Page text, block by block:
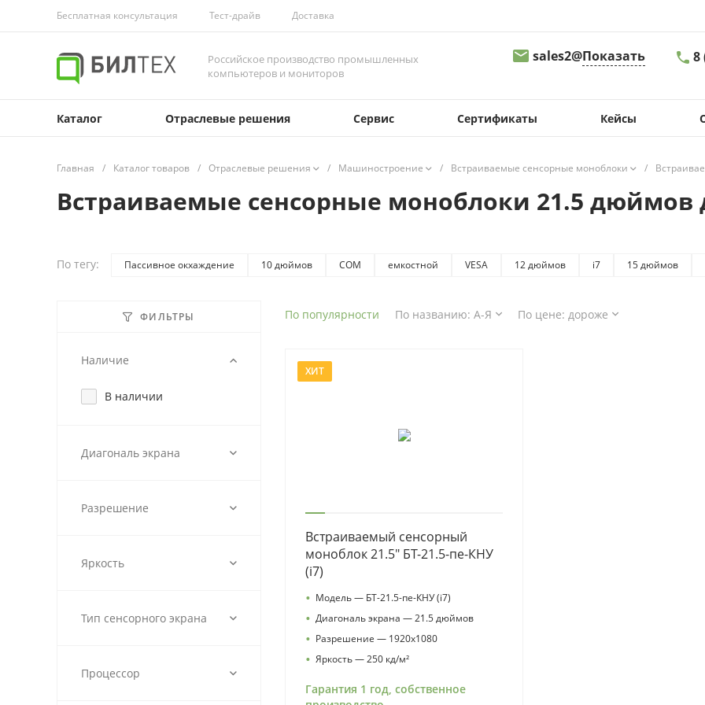
Бесплатная консультация Тест-драйв Доставка
Российское производство промышленных
компьютеров и мониторов
sales2@Показать 8
Каталог Отраслевые решения Сервис Сертификаты Кейсы
Главная / Каталог товаров / Отраслевые решения / Машиностроение / Встраиваемые сенсорные моноблоки /
Встраиваемые сенсорные моноблоки 21.5
По тегу: Пассивное окхаждение 10 дюймов COM емкостной VESA 12 дюймов i7 15 дюймов
ФИЛЬТРЫ
Наличие
В наличии
Диагональ экрана
Разрешение
Яркость
Тип сенсорного экрана
Процессор
По популярности По названию: А-Я По цене: дороже
ХИТ
Встраиваемый сенсорный
моноблок 21.5" БТ-21.5-пе-КНУ
(i7)
• Модель — БТ-21.5-пе-КНУ (i7)
• Диагональ экрана — 21.5 дюймов
• Разрешение — 1920x1080
• Яркость — 250 кд/м²
Гарантия 1 год, собственное